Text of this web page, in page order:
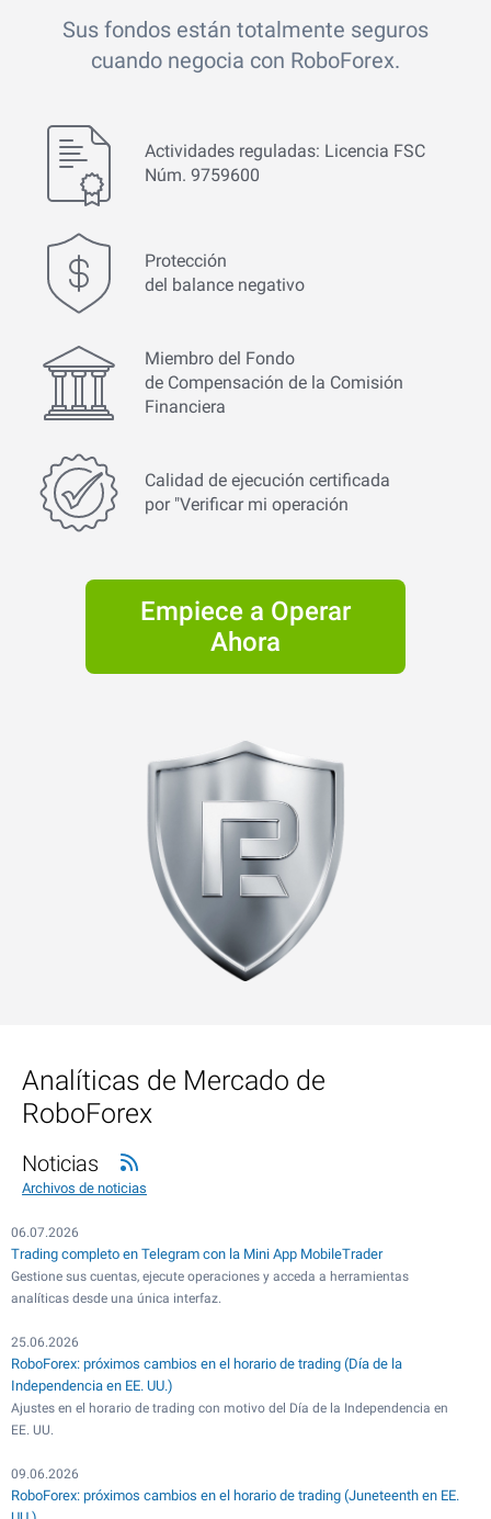
Sus fondos están totalmente seguros
cuando negocia con RoboForex.
Actividades reguladas: Licencia FSC
Núm. 9759600
Protección
del balance negativo
Miembro del Fondo
de Compensación de la Comisión
Financiera
Calidad de ejecución certificada
por "Verificar mi operación
Empiece a Operar
Ahora
Analíticas de Mercado de
RoboForex
Noticias
Archivos de noticias
06.07.2026
Trading completo en Telegram con la Mini App MobileTrader
Gestione sus cuentas, ejecute operaciones y acceda a herramientas
analíticas desde una única interfaz.
25.06.2026
RoboForex: próximos cambios en el horario de trading (Día de la
Independencia en EE. UU.)
Ajustes en el horario de trading con motivo del Día de la Independencia en
EE. UU.
09.06.2026
RoboForex: próximos cambios en el horario de trading (Juneteenth en EE.